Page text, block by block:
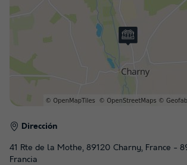
Dirección
41 Rte de la Mothe, 89120 Charny, France -
Francia